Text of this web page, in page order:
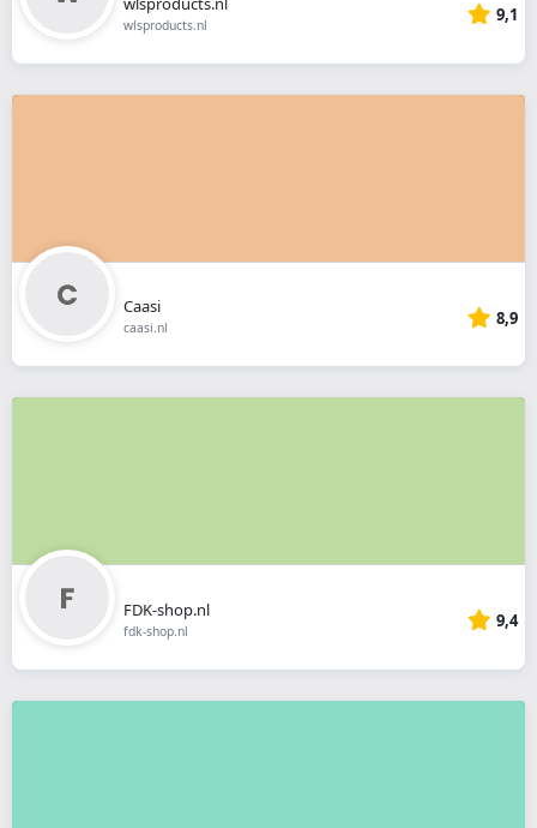
wlsproducts.nl 9,1
Caasi
caasi.nl 8,9
FDK-shop.nl
fdk-shop.nl 9,4